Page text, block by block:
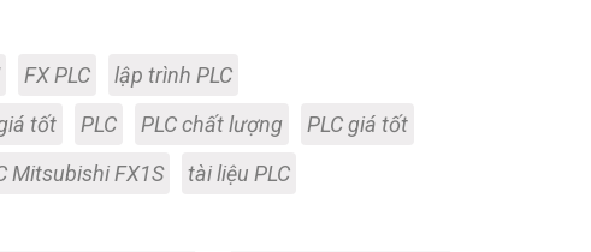
FX PLC
lập trình PLC
tốt PLC PLC chất lượng
PLC giá tốt
Mitsubishi FX1S tài liệu PLC